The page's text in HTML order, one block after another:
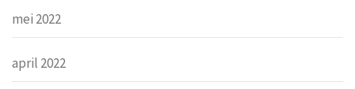
mei 2022
april 2022